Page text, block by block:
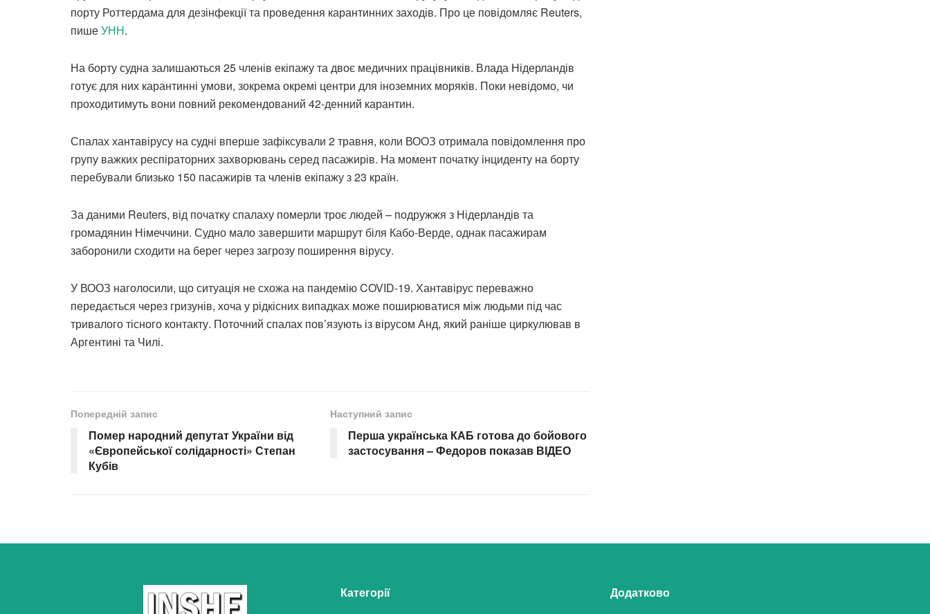
порту Роттердама для дезінфекції та проведення карантинних заходів. Про це повідомляє Reuters,
пишеУНН.
На борту судна залишаються 25 членів екіпажу та двоє медичних працівників. Влада Нідерландів
готує для них карантинні умови, зокрема окремі центри для іноземних моряків. Поки невідомо, чи
проходитимуть вони повний рекомендований 42-денний карантин.
Спалах хантавірусу на судні вперше зафіксували 2 травня, коли ВООЗ отримала повідомлення про
групу важких респіраторних захворювань серед пасажирів. На момент початку інциденту на борту
перебували близько 150 пасажирів та членів екіпажу з 23 країн.
За даними Reuters, від початку спалаху померли троє людей – подружжя з Нідерландів та
громадянин Німеччини. Судно мало завершити маршрут біля Кабо-Верде, однак пасажирам
заборонили сходити на берег через загрозу поширення вірусу.
У ВООЗ наголосили, що ситуація не схожа на пандемію COVID-19. Хантавірус переважно
передається через гризунів, хоча у рідкісних випадках може поширюватися між людьми під час
тривалого тісного контакту. Поточний спалах пов’язують із вірусом Анд, який раніше циркулював в
Аргентині та Чилі.
Попередній запис
Помер народний депутат України від
«Європейської солідарності» Степан
Кубів
Наступний запис
Перша українська КАБ готова до бойового
застосування – Федоров показав ВІДЕО
Категорії Додатково